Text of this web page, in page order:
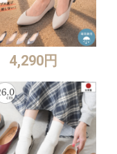
4,290円